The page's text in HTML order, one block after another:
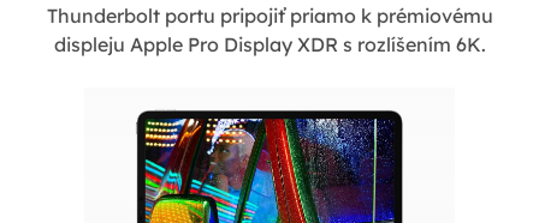
Thunderbolt portu pripojiť priamo k prémiovému
displeju Apple Pro Display XDR s rozlíšením 6K.